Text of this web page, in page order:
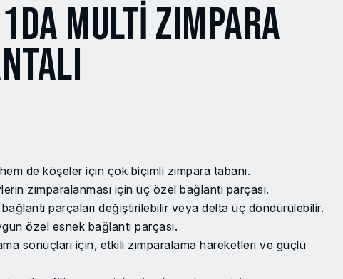
MULTİ ZIMPARA
de köşeler için çok biçimli zımpara tabanı.
zımparalanması için üç özel bağlantı parçası.
parçaları değiştirilebilir veya delta üç döndürülebilir.
özel esnek bağlantı parçası.
sonuçları için, etkili zımparalama hareketleri ve güçlü